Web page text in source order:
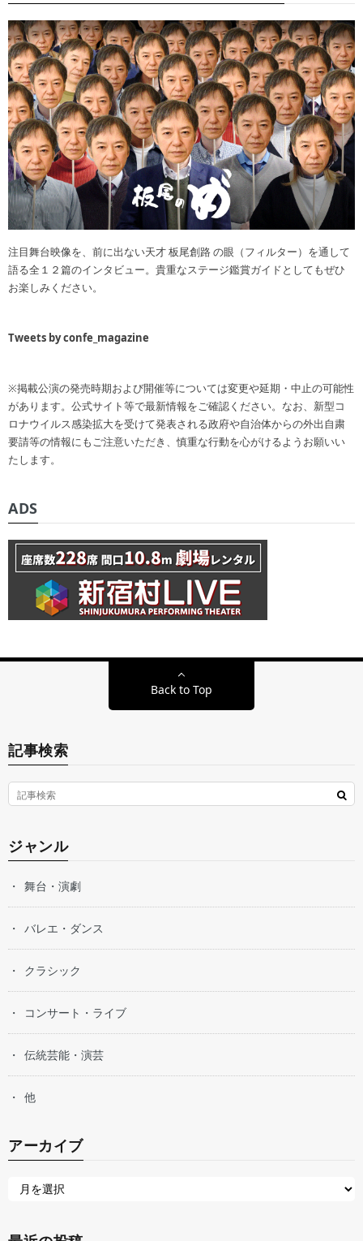
注目舞台映像を、前に出ない天才 板尾創路 の眼（フィルター）を通して
語る全１２篇のインタビュー。貴重なステージ鑑賞ガイドとしてもぜひ
お楽しみください。
Tweets by confe_magazine
※掲載公演の発売時期および開催等については変更や延期・中止の可能性
があります。公式サイト等で最新情報をご確認ください。なお、新型コ
ロナウイルス感染拡大を受けて発表される政府や自治体からの外出自粛
要請等の情報にもご注意いただき、慎重な行動を心がけるようお願いい
たします。
ADS
Back to Top
記事検索
ジャンル
舞台・演劇
バレエ・ダンス
クラシック
コンサート・ライブ
伝統芸能・演芸
他
アーカイブ